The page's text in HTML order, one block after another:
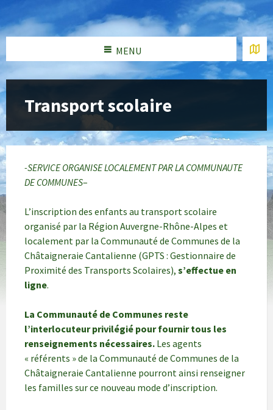
MENU
Transport scolaire
-SERVICE ORGANISE LOCALEMENT PAR LA COMMUNAUTE
DE COMMUNES–
L’inscription des enfants au transport scolaire
organisé par la Région Auvergne-Rhône-Alpes et
localement par la Communauté de Communes de la
Châtaigneraie Cantalienne (GPTS : Gestionnaire de
Proximité des Transports Scolaires), s’effectue en
ligne.
La Communauté de Communes reste
l’interlocuteur privilégié pour fournir tous les
renseignements nécessaires. Les agents
« référents » de la Communauté de Communes de la
Châtaigneraie Cantalienne pourront ainsi renseigner
les familles sur ce nouveau mode d’inscription.